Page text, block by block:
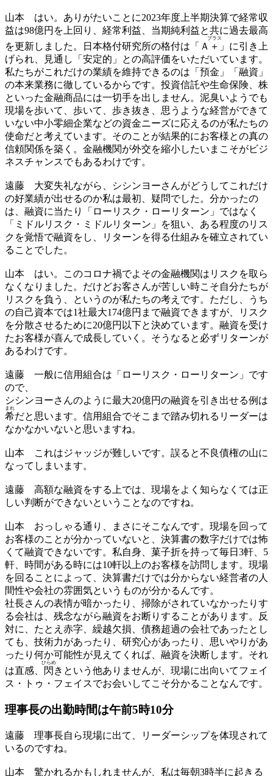
山本 はい。ありがたいことに2023年度上半期決算で経常収
益は98億円を上回り、経常利益、当期純利益と共に過去最高
を更新しました。日本格付研究所の格付は「Ａ ＋
プラス
」に引き上
げられ、見通し「安定的」との高評価をいただいています。
私たちがこれだけの業績を維持できるのは「預金」「融資」
の本来業務に徹しているからです。投資信託や生命保険、株
といった金融商品には一切手を出しません。泥臭いようでも
現場を歩いて、歩いて、歩き抜き、思うような経営ができて
いない中小零細企業などの資金ニーズに応えるのが私たちの
使命だと考えています。そのことが結果的にお客様との真の
信頼関係を築く。金融機関が外交を縮小したいまこそがビジ
ネスチャンスでもあるわけです。
遠藤 大変失礼ながら、シシンヨーさんがどうしてこれだけ
の好業績が出せるのか私は最初、疑問でした。分かったの
は、融資に当たり「ローリスク・ローリターン」ではなく
「ミドルリスク・ミドルリターン」を狙い、ある程度のリス
クを覚悟で融資をし、リターンを得る仕組みを確立されてい
ることでした。
山本 はい。このコロナ禍でよその金融機関はリスクを取ら
なくなりました。だけどお客さんが苦しい時こそ自分たちが
リスクを負う、というのが私たちの考えです。ただし、うち
の自己資本では1社最大174億円まで融資できますが、リスク
を分散させるために20億円以下と決めています。融資を受け
たお客様が喜んで成長していく。そうなると必ずリターンが
あるわけです。
遠藤 一般に信用組合は「ローリスク・ローリターン」です
ので、
シシンヨーさんのように最大20億円の融資を引き出せる例は
希
まれ
だと思います。信用組合でそこまで踏み切れるリーダーは
なかなかいないと思いますね。
山本 これはジャッジが難しいです。誤ると不良債権の山に
なってしまいます。
遠藤 高額な融資をする上では、現場をよく知らなくては正
しい判断ができないということなのですね。
山本 おっしゃる通り、まさにそこなんです。現場を回って
お客様のことが分かっていないと、決算書の数字だけでは怖
くて融資できないです。私自身、菓子折を持って毎日3軒、5
軒、時間がある時には10軒以上のお客様を訪問します。現場
を回ることによって、決算書だけでは分からない経営者の人
間性や会社の雰囲気というものが分かるんです。
社長さんの表情が暗かったり、掃除がされていなかったりす
る会社は、残念ながら融資をお断りすることがあります。反
対に、たとえ赤字、繰越欠損、債務超過の会社であったとし
ても、技術力があったり、研究心があったり、思いやりがあ
ったり何か可能性が見えてくれば、融資を決断します。それ
は直感、
閃
ひらめ
きという他ありませんが、現場に出向いてフェイ
ス・トゥ・フェイスでお会いしてこそ分かることなんです。
理事長の出勤時間は午前5時10分
遠藤 理事長自ら現場に出て、リーダーシップを体現されて
いるのですね。
山本 驚かれるかもしれませんが、私は毎朝3時半に起きる